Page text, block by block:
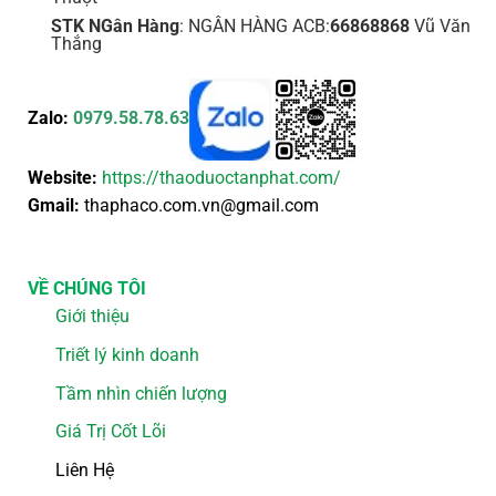
STK NGân Hàng: NGÂN HÀNG ACB:66868868Vũ Văn
Thắng
Zalo: 0979.58.78.63
Website: https://thaoduoctanphat.com/
Gmail: thaphaco.com.vn@gmail.com
VỀ CHÚNG TÔI
Giới thiệu
Triết lý kinh doanh
Tầm nhìn chiến lượng
Giá Trị Cốt Lõi
Liên Hệ